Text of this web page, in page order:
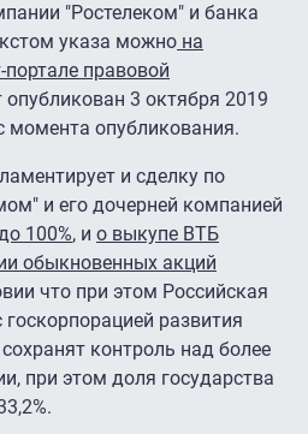
"Ростелеком" и банка
указа можно на
правовой
3 октября 2019
момента опубликования.
и сделку по
и его дочерней компанией
100%, и о выкупе ВТБ
обыкновенных акций
что при этом Российская
развития
контроль над более
при этом доля государства